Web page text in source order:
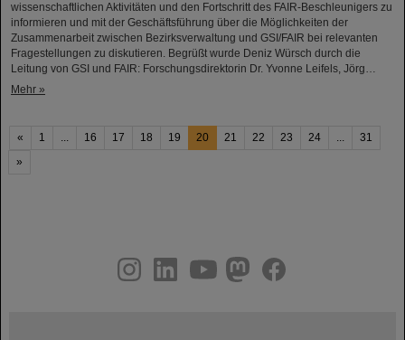
wissenschaftlichen Aktivitäten und den Fortschritt des FAIR-Beschleunigers zu
informieren und mit der Geschäftsführung über die Möglichkeiten der
Zusammenarbeit zwischen Bezirksverwaltung und GSI/FAIR bei relevanten
Fragestellungen zu diskutieren. Begrüßt wurde Deniz Würsch durch die
Leitung von GSI und FAIR: Forschungsdirektorin Dr. Yvonne Leifels, Jörg…
Mehr »
« 1 ... 16 17 18 19 20 21 22 23 24 ...
31
»
youtubehelmholtz.socialfacebook